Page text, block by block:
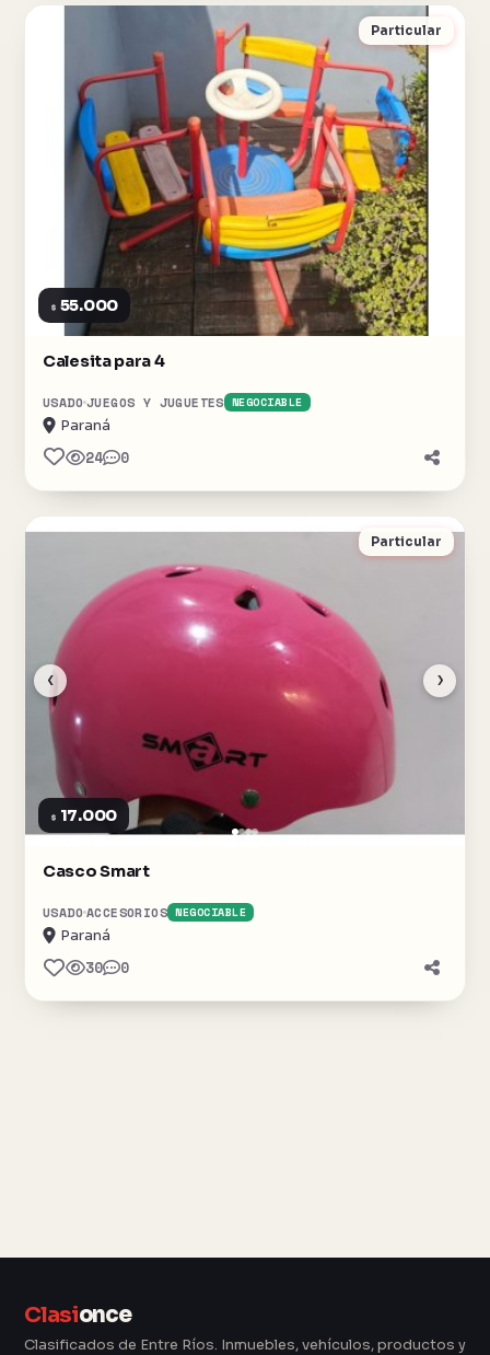
Particular
$ 55.000
Calesita para 4
USADO JUEGOS Y JUGUETES NEGOCIABLE
Paraná
24 0
‹ ›
Particular
$ 17.000
Casco Smart
USADO ACCESORIOS NEGOCIABLE
Paraná
30 0
Clasionce
Clasificados de Entre Ríos. Inmuebles, vehículos, productos y